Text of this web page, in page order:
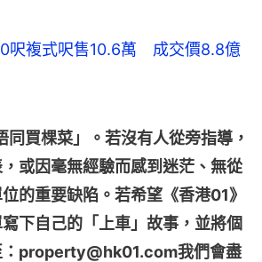
呎複式呎售10.6萬 成交價8.8億
同買棵菜」。若沒有人從旁指導，
或因毫無經驗而感到迷茫、無從
的重要缺陷。若希望《香港01》
下自己的「上車」故事，並將個
：property@hk01.com我們會盡